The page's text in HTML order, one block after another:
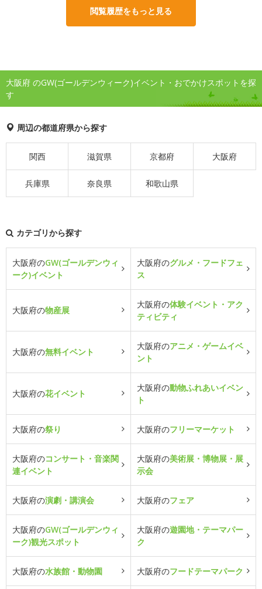
閲覧履歴をもっと見る
大阪府 のGW(ゴールデンウィーク)イベント・おでかけスポットを探
す
周辺の都道府県から探す
関西 滋賀県 京都府 大阪府
兵庫県 奈良県 和歌山県
カテゴリから探す
大阪府のGW(ゴールデンウィ
ーク)イベント
大阪府のグルメ・フードフェ
ス
大阪府の物産展
大阪府の体験イベント・アク
ティビティ
大阪府の無料イベント
大阪府のアニメ・ゲームイベ
ント
大阪府の花イベント
大阪府の動物ふれあいイベン
ト
大阪府の祭り 大阪府のフリーマーケット
大阪府のコンサート・音楽関
連イベント
大阪府の美術展・博物展・展
示会
大阪府の演劇・講演会 大阪府のフェア
大阪府のGW(ゴールデンウィ
ーク)観光スポット
大阪府の遊園地・テーマパー
ク
大阪府の水族館・動物園 大阪府のフードテーマパーク